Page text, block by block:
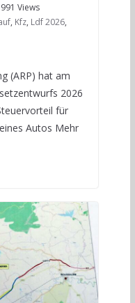
Views
, Kfz, Ldf 2026,
(ARP) hat am
2026
für
Autos Mehr